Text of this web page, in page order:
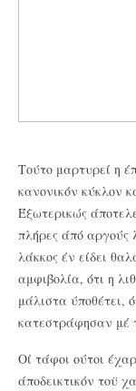
Τούτο μαρτυρεί η
κανονικόν κύκλον
Έξωτερικώς
πλήρες άπό αργούς
λάκκος έν είδει
αμφιβολία, ότι η
μάλιστα ύποθέτει,
κατεστράφησαν μέ
Οί τάφοι ούτοι
άποδεικτικόν τοϋ